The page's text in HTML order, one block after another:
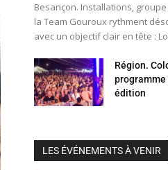
Besançon. Installations,
la Team Gouroux rythment
avec un objectif clair en tête :
Région.
programme
édition
LES ÉVÉNEMENTS À VENIR